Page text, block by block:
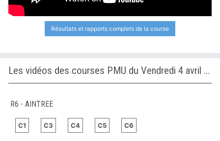
Résultats et rapports complets de la course
Les vidéos des courses PMU du Vendredi 4 avril 2025
R6 - AINTREE
C1 C3 C4 C5 C6